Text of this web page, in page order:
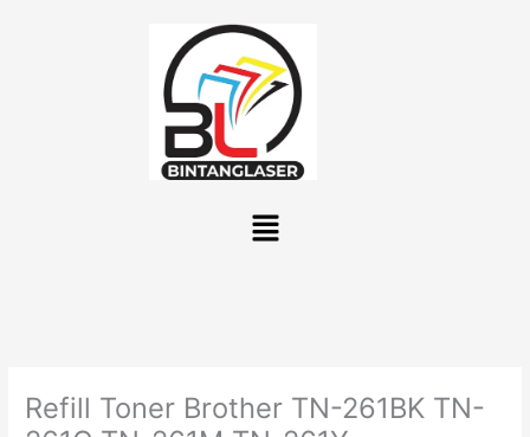
Menu
Refill Toner Brother TN-261BK TN-